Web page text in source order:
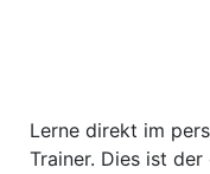
Lerne direkt im
Trainer. Dies ist